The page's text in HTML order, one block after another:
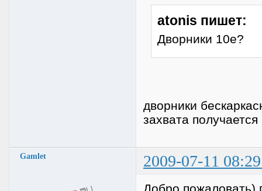
atonis пишет:
Дворники 10е?
дворники
захвата
Gamlet 2009-07-11
Добро пожаловать)